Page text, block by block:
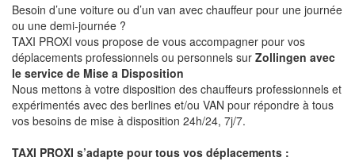
Besoin d’une voiture ou d’un van avec chauffeur pour une journée
ou une demi-journée ?
TAXI PROXI vous propose de vous accompagner pour vos
déplacements professionnels ou personnels sur Zollingen avec
le service de Mise a Disposition
Nous mettons à votre disposition des chauffeurs professionnels et
expérimentés avec des berlines et/ou VAN pour répondre à tous
vos besoins de mise à disposition 24h/24, 7j/7.
TAXI PROXI s’adapte pour tous vos déplacements :